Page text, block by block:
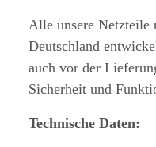
Alle unsere Netzteile
Deutschland
auch vor der
Sicherheit und
Technische Daten: